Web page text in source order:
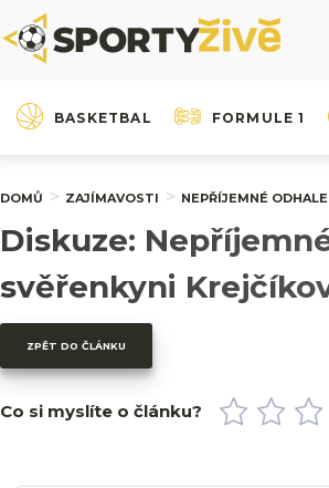
BASKETBAL FORMULE 1
DOMŮ ZAJÍMAVOSTI NEPŘÍJEMNÉ
Diskuze:
svěřenkyni
ZPĚT DO ČLÁNKU
Co si myslíte o článku?